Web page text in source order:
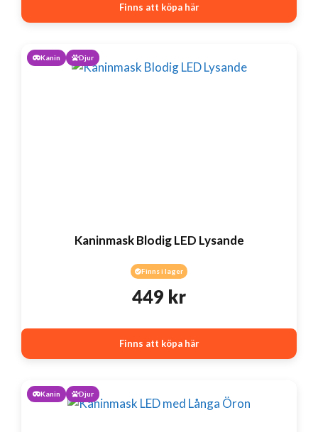
Finns att köpa här
Kanin Djur
Kaninmask Blodig LED Lysande
Finns i lager
449 kr
Finns att köpa här
Kanin Djur